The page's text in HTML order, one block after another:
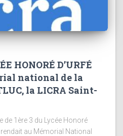
HONORÉ D’URFÉ
national de la
la LICRA Saint-
de 1ère 3 du Lycée Honoré
rendait au Mémorial National